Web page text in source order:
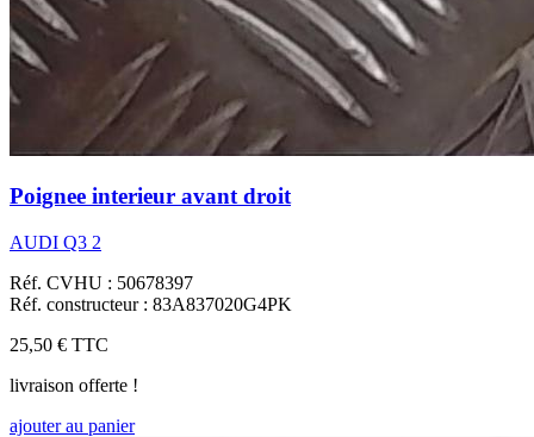
Poignee interieur avant droit
AUDI Q3 2
Réf. CVHU : 50678397
Réf. constructeur : 83A837020G4PK
25,50 € TTC
livraison offerte !
ajouter au panier